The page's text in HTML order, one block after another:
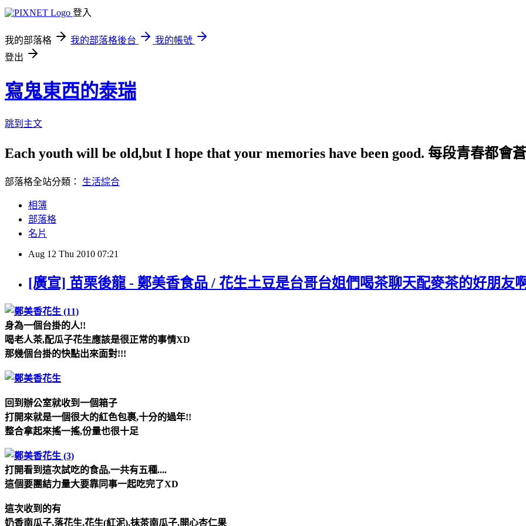
登入
我的部落格 我的部落格後台
我的帳號
登出
寫鬼東西的泰瑞
跳到主文
Each youth will be old,but I hope that your memories have been good. 每段青春都
部落格全站分類： 生活綜合
相簿
部落格
名片
Aug 12 Thu 2010 07:21
[廣宣] 苗栗後龍 - 鄭美香食品 / 花生土豆是台哥台姐們喝茶聊天配麥茶的好朋友
身為一個台掛的人!!
喝老人茶,配瓜子花生應該是很正常的事情XD
那幾個台掛的快點出來面對!!!
回到辦公室就收到一個箱子
打開來就是一個很大的紅色包裹,十分的過年!!
整合拿起來搖一搖,份量也很十足
打開看到這次試吃的食品,一共有五種....
這個要團結力量大要靠同事一起吃完了XD
這次收到的有
奶香南瓜子,落花生,花生(紅泥),抹茶南瓜子,開心杏仁果